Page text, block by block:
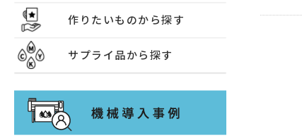
作りたいものから探す
サプライ品から探す